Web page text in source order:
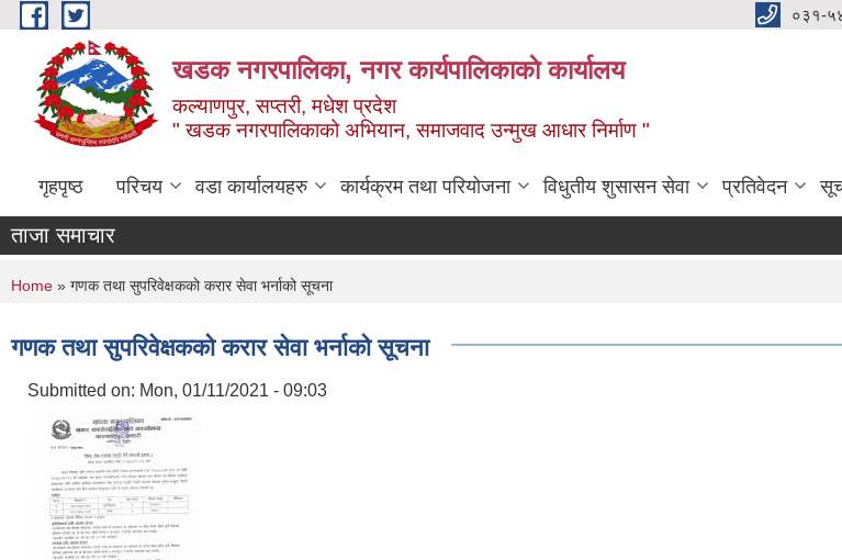
Skip to main content ०३१-
खडक नगरपालिका, नगर कार्यपालिकाकाे कार्यालय
कल्याणपुर, सप्तरी, मधेश प्रदेश
" खडक नगरपालिकाको अभियान, समाजवाद उन्मुख आधार निर्माण "
गृहपृष्ठ परिचय वडा कार्यालयहरु कार्यक्रम तथा परियोजना विधुतीय शुसासन सेवा प्रतिवेदन
ताजा समाचार
You are here
Home » गणक तथा सुपरिवेक्षककाे करार सेवा भर्नाको सूचना
गणक तथा सुपरिवेक्षककाे करार सेवा भर्नाको सूचना
Submitted on: Mon, 01/11/2021 - 09:03